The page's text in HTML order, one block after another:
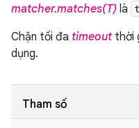
matcher.matches(T) là
Chặn tối đa timeoutthời
dụng.
Tham số